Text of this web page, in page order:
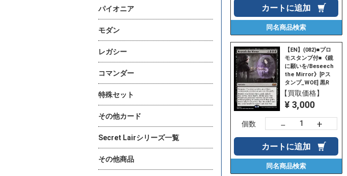
カートに追加
同名商品検索
【EN】(082)■プロ
モスタンプ付■《鏡
に願いを/Beseech
the Mirror》[Pス
タンプ_WOE] 黒R
【買取価格】
¥ 3,000
個数 － +
カートに追加
同名商品検索